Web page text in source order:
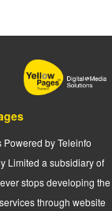
by Teleinfo
Limited a subsidiary of
stops developing the
through website